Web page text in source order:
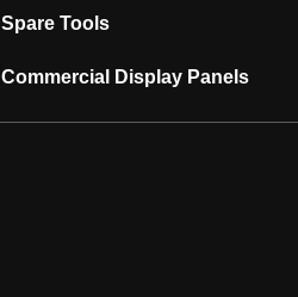
Spare Tools
Commercial Display Panels